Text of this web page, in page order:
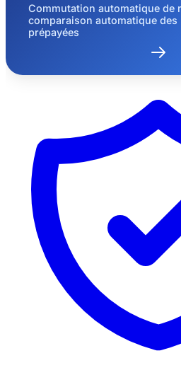
Commutation automatique de
comparaison automatique des
prépayées